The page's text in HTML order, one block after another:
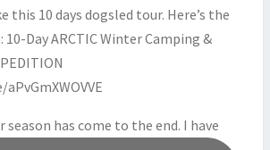
has come to the end. I have